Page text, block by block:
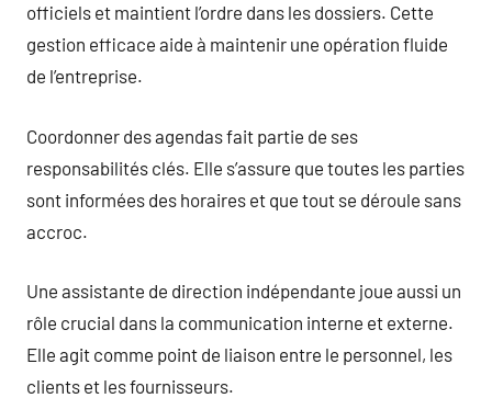
officiels et maintient l’ordre dans les dossiers. Cette
gestion efficace aide à maintenir une opération fluide
de l’entreprise.
Coordonner des agendas fait partie de ses
responsabilités clés. Elle s’assure que toutes les parties
sont informées des horaires et que tout se déroule sans
accroc.
Une assistante de direction indépendante joue aussi un
rôle crucial dans la communication interne et externe.
Elle agit comme point de liaison entre le personnel, les
clients et les fournisseurs.